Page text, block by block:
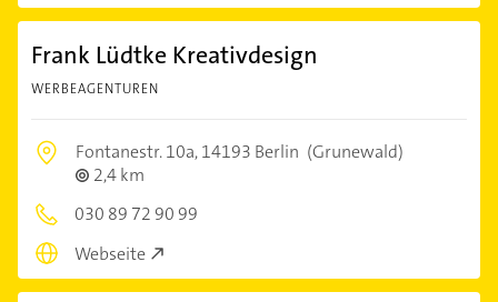
Frank Lüdtke Kreativdesign
WERBEAGENTUREN
Fontanestr. 10a,14193 Berlin (Grunewald)
2,4 km
030 89 72 90 99
Webseite